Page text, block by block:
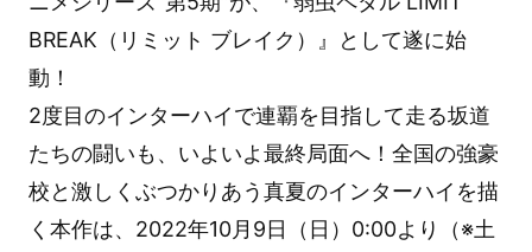
BREAK（リミット ブレイク）』として遂に始
動！
2度目のインターハイで連覇を目指して走る坂道
たちの闘いも、いよいよ最終局面へ！全国の強豪
校と激しくぶつかりあう真夏のインターハイを描
く本作は、2022年10月9日（日）0:00より（※土